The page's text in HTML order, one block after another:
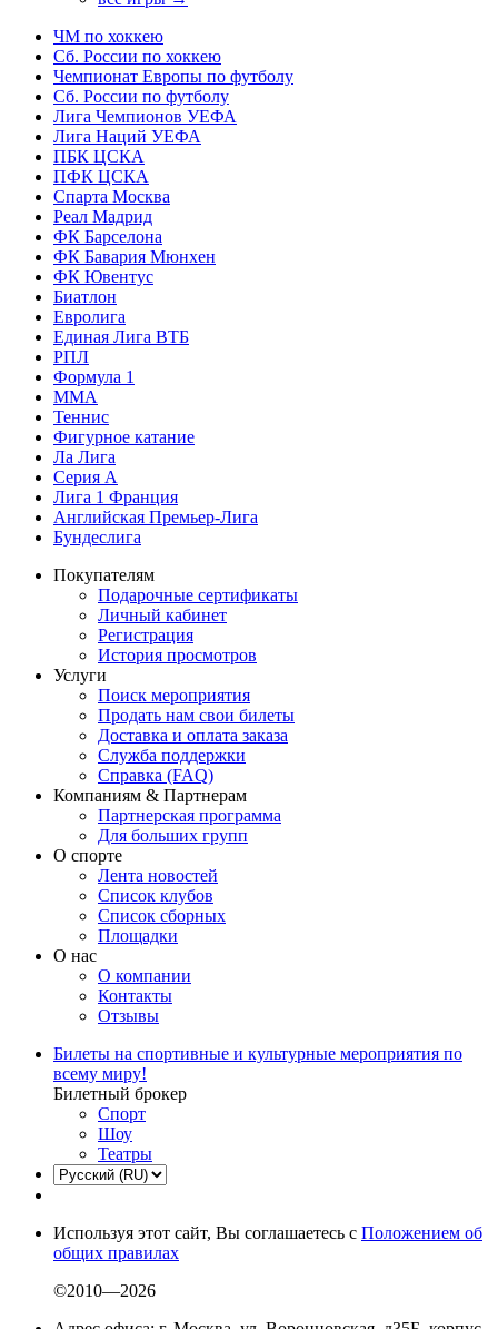
ЧМ по хоккею
Сб. России по хоккею
Чемпионат Европы по футболу
Сб. России по футболу
Лига Чемпионов УЕФА
Лига Наций УЕФА
ПБК ЦСКА
ПФК ЦСКА
Спарта Москва
Реал Мадрид
ФК Барселона
ФК Бавария Мюнхен
ФК Ювентус
Биатлон
Евролига
Единая Лига ВТБ
РПЛ
Формула 1
MMA
Теннис
Фигурное катание
Ла Лига
Серия А
Лига 1 Франция
Английская Премьер-Лига
Бундеслига
Покупателям
Подарочные сертификаты
Личный кабинет
Регистрация
История просмотров
Услуги
Поиск мероприятия
Продать нам свои билеты
Доставка и оплата заказа
Служба поддержки
Справка (FAQ)
Компаниям & Партнерам
Партнерская программа
Для больших групп
О спорте
Лента новостей
Список клубов
Список сборных
Площадки
О нас
О компании
Контакты
Отзывы
Билеты на спортивные и культурные мероприятия по
всему миру!
Билетный брокер
Спорт
Шоу
Театры
Используя этот сайт, Вы соглашаетесь с Положением об
общих правилах
©2010—2026